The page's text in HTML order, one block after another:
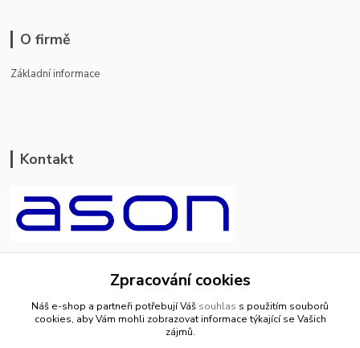
O firmě
Základní informace
Kontakt
+420 799 500 769
pracovní dny 8-11hod.,13-15hod.
Zpracování cookies
Náš e-shop a partneři potřebují Váš souhlas s použitím souborů
cookies, aby Vám mohli zobrazovat informace týkající se Vašich
zájmů.